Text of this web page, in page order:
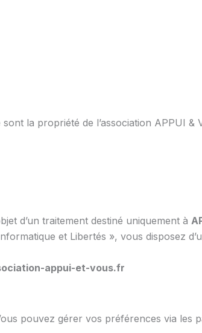
la propriété de l’association APPUI &
d’un traitement destiné uniquement à
et Libertés », vous disposez
appui-et-vous.fr
pouvez gérer vos préférences via les